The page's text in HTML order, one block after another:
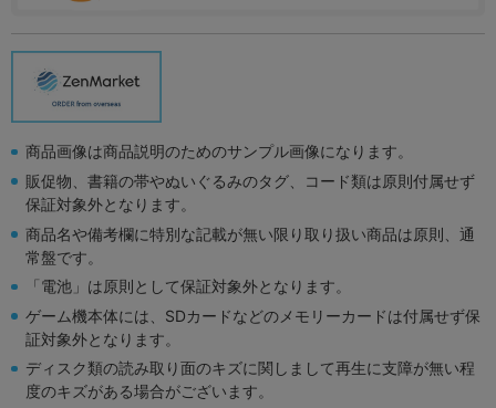
商品画像は商品説明のためのサンプル画像になります。
販促物、書籍の帯やぬいぐるみのタグ、コード類は原則付属せず
保証対象外となります。
商品名や備考欄に特別な記載が無い限り取り扱い商品は原則、通
常盤です。
「電池」は原則として保証対象外となります。
ゲーム機本体には、SDカードなどのメモリーカードは付属せず保
証対象外となります。
ディスク類の読み取り面のキズに関しまして再生に支障が無い程
度のキズがある場合がございます。